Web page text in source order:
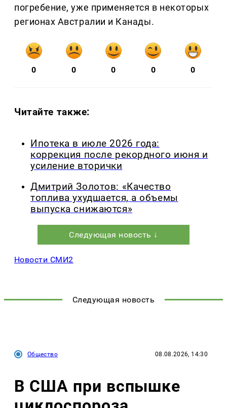
погребение, уже применяется в некоторых
регионах Австралии и Канады.
0 0 0 0 0
Читайте также:
Ипотека в июле 2026 года:
коррекция после рекордного июня и
усиление вторички
Дмитрий Золотов: «Качество
топлива ухудшается, а объемы
выпуска снижаются»
Следующая новость ↓
Новости СМИ2
Следующая новость
Общество 08.08.2026, 14:30
В США при вспышке